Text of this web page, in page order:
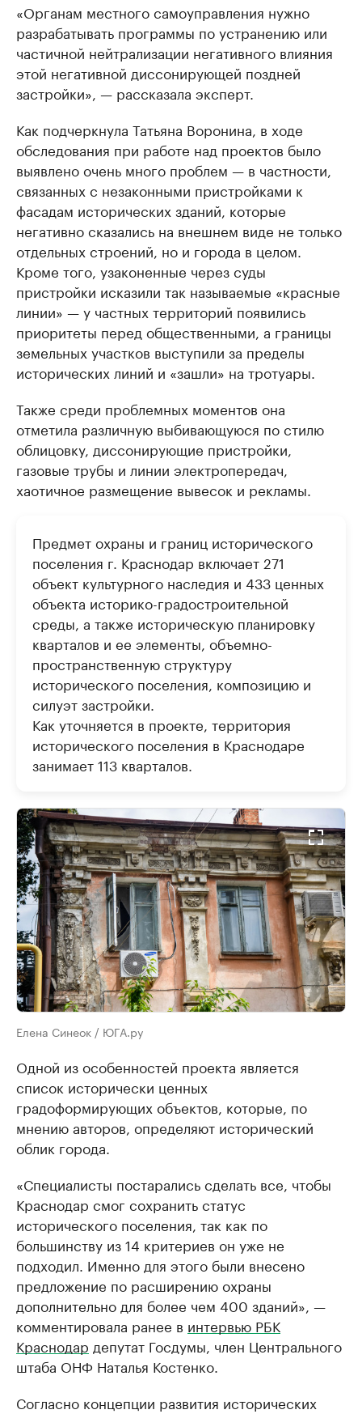
«Органам местного самоуправления нужно
разрабатывать программы по устранению или
частичной нейтрализации негативного влияния
этой негативной диссонирующей поздней
застройки», — рассказала эксперт.
Как подчеркнула Татьяна Воронина, в ходе
обследования при работе над проектов было
выявлено очень много проблем — в частности,
связанных с незаконными пристройками к
фасадам исторических зданий, которые
негативно сказались на внешнем виде не только
отдельных строений, но и города в целом.
​Кроме того, узаконенные через суды
пристройки исказили так называемые «красные
линии» — у частных территорий появились
приоритеты перед общественными, а границы
земельных участков выступили за пределы
исторических линий и «зашли» на тротуары.
Также среди проблемных моментов она
отметила различную выбивающуюся по стилю
облицовку, диссонирующие пристройки,
газовые трубы и линии электропередач,
хаотичное размещение вывесок и рекламы.
Предмет охраны и границ исторического
поселения г. Краснодар включает 271
объект культурного наследия и 433 ценных
объекта историко-градостроительной
среды, а также историческую планировку
кварталов и ее элементы, объемно-
пространственную структуру
исторического поселения, композицию и
силуэт застройки.
Как уточняется в проекте, территория
исторического поселения в Краснодаре
занимает 113 кварталов.
Елена Синеок / ЮГА.ру
Одной из особенностей проекта является
список исторически ценных
градоформирующих объектов, которые, по
мнению авторов, определяют исторический
облик города.
«Специалисты постарались сделать все, чтобы
Краснодар смог сохранить статус
исторического поселения, так как по
большинству из 14 критериев он уже не
подходил. Именно для этого были внесено
предложение по расширению охраны
дополнительно для более чем 400 зданий», —
комментировала ранее в интервью РБК
Краснодар депутат Госдумы, член Центрального
штаба ОНФ Наталья Костенко.
Согласно концепции развития исторических